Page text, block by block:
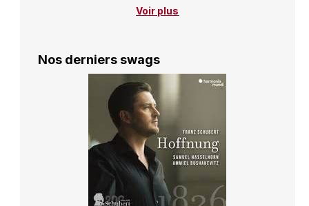
Voir plus
Nos derniers swags